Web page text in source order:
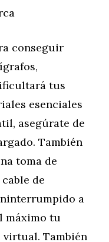
conseguir
tus
esenciales
asegúrate de
También
toma de
de
a
máximo tu
virtual. También